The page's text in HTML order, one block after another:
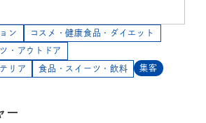
ン コスメ・健康食品・ダイエット
・アウトドア
リア 食品・スイーツ・飲料 集客
ー